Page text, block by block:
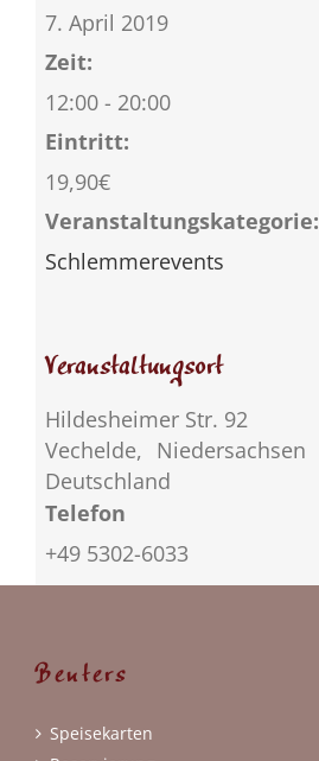
7. April 2019
Zeit:
12:00 - 20:00
Eintritt:
19,90€
Veranstaltungskategorie:
Schlemmerevents
Veranstaltungsort
Hildesheimer Str. 92
Vechelde, Niedersachsen
Deutschland
Telefon
+49 5302-6033
Benters
Speisekarten